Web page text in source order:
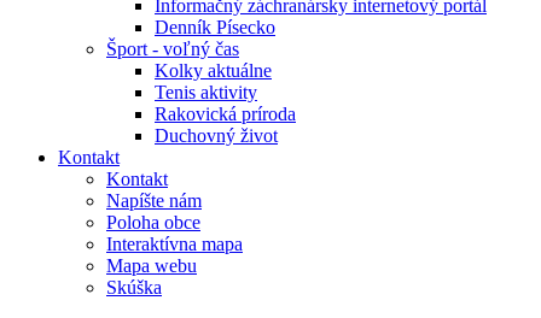
Informačný záchranársky internetový portál
Denník Písecko
Šport - voľný čas
Kolky aktuálne
Tenis aktivity
Rakovická príroda
Duchovný život
Kontakt
Kontakt
Napíšte nám
Poloha obce
Interaktívna mapa
Mapa webu
Skúška